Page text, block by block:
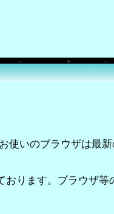
使いのブラウザは最
おります。ブラウザ